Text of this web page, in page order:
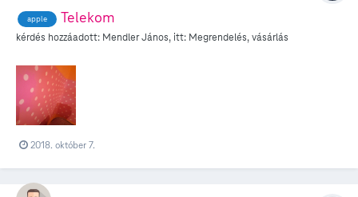
apple Telekom
kérdés hozzáadott: Mendler János, itt: Megrendelés, vásárlás
2018. október 7.